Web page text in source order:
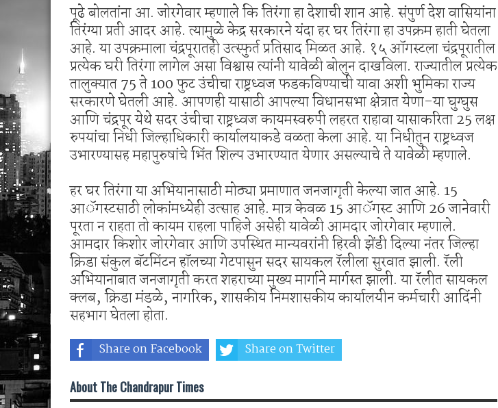
पूढे बोलतांना आ. जोरगेवार म्हणाले कि तिरंगा हा देशाची शान आहे. संपुर्ण देश वासियांना
तिरंग्या प्रती आदर आहे. त्यामुळे केद्र सरकारने यंदा हर घर तिरंगा हा उपक्रम हाती घेतला
आहे. या उपक्रमाला चंद्रपूरातही उत्स्फुर्त प्रतिसाद मिळत आहे. १५ ऑगस्टला चंद्रपूरातील
प्रत्येक घरी तिरंगा लागेल असा विश्वास त्यांनी यावेळी बोलुन दाखविला. राज्यातील प्रत्येक
तालुक्यात 75 ते 100 फुट उंचीचा राष्ट्रध्वज फडकविण्याची यावा अशी भुमिका राज्य
सरकारणे घेतली आहे. आपणही यासाठी आपल्या विधानसभा क्षेत्रात येणा-या घुग्घुस
आणि चंद्रपूर येथे सदर उंचीचा राष्ट्रध्वज कायमस्वरुपी लहरत राहावा यासाकरिता 25 लक्ष
रुपयांचा निधी जिल्हाधिकारी कार्यालयाकडे वळता केला आहे. या निधीतुन राष्ट्रध्वज
उभारण्यासह महापुरुषांचे भिंत शिल्प उभारण्यात येणार असल्याचे ते यावेळी म्हणाले.
हर घर तिरंगा या अभियानासाठी मोठ्या प्रमाणात जनजागृती केल्या जात आहे. 15
आॅगस्टसाठी लोकांमध्येही उत्साह आहे. मात्र केवळ 15 आॅगस्ट आणि 26 जानेवारी
पूरता न राहता तो कायम राहला पाहिजे असेही यावेळी आमदार जोरगेवार म्हणाले.
आमदार किशोर जोरगेवार आणि उपस्थित मान्यवरांनी हिरवी झेंडी दिल्या नंतर जिल्हा
क्रिडा संकुल बॅटमिंटन हाॅलच्या गेटपासुन सदर सायकल रॅलीला सुरवात झाली. रॅली
अभियानाबात जनजागृती करत शहराच्या मुख्य मार्गाने मार्गस्त झाली. या रॅलीत सायकल
क्लब, क्रिडा मंडळे, नागरिक, शासकीय निमशासकीय कार्यालयीन कर्मचारी आदिंनी
सहभाग घेतला होता.
Share on Facebook Share on Twitter
About The Chandrapur Times